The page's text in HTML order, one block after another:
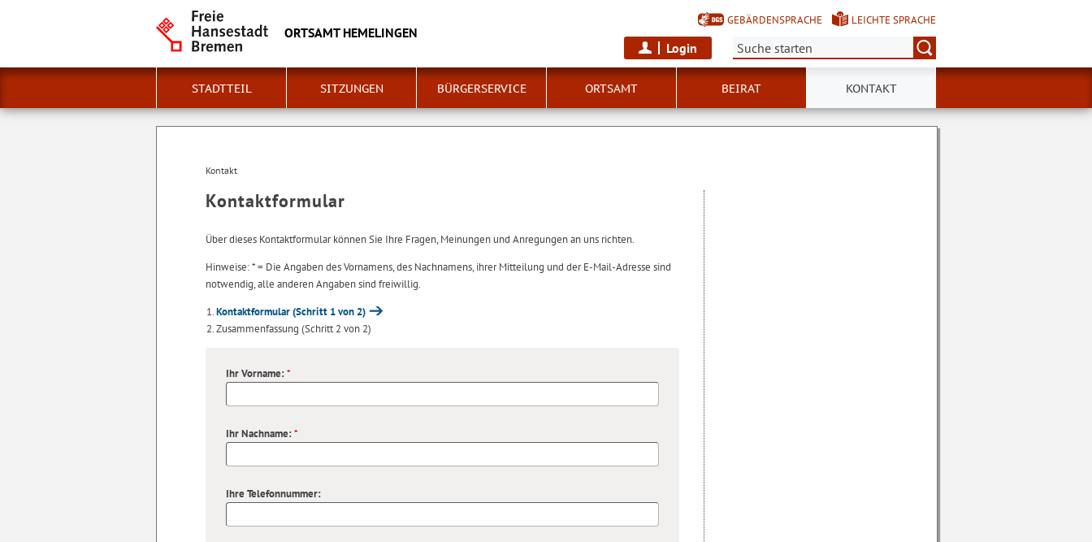
ORTSAMT HEMELINGEN
GEBÄRDENSPRACHE LEICHTE SPRACHE
Login Suche:
STADTTEIL SITZUNGEN BÜRGERSERVICE ORTSAMT BEIRAT KONTAKT
Kontakt
Kontaktformular
Über dieses Kontaktformular können Sie Ihre Fragen, Meinungen und Anregungen an uns richten.
Hinweise: * = Die Angaben des Vornamens, des Nachnamens, ihrer Mitteilung und der E-Mail-Adresse sind
notwendig, alle anderen Angaben sind freiwillig.
Kontaktformular(Schritt 1 von 2)
Zusammenfassung (Schritt 2 von 2)
Ihr Vorname:*
Ihr Nachname:*
Ihre Telefonnummer: